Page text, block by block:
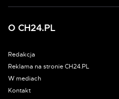
O CH24.PL
Redakcja
Reklama na stronie CH24.PL
W mediach
Kontakt